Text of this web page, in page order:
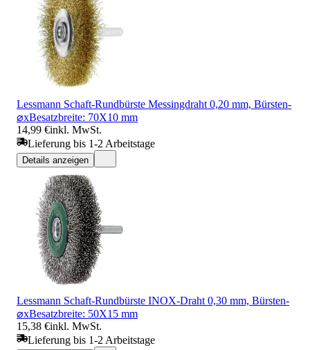
Lessmann Schaft-Rundbürste Messingdraht 0,20 mm, Bürsten-
⌀xBesatzbreite: 70X10 mm
14,99 €inkl. MwSt.
Lieferung bis 1-2 Arbeitstage
Details anzeigen
Lessmann Schaft-Rundbürste INOX-Draht 0,30 mm, Bürsten-
⌀xBesatzbreite: 50X15 mm
15,38 €inkl. MwSt.
Lieferung bis 1-2 Arbeitstage